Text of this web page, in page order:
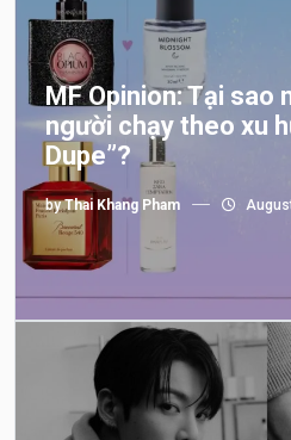
MF Opinion: Tại sao
người chạy theo xu
Dupe”?
byThai Khang Pham